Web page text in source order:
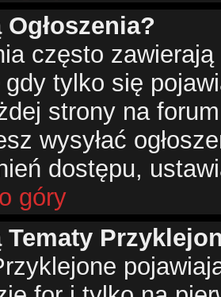
często
tylko się
strony na
wysyłać
dostępu,
góry
Tematy